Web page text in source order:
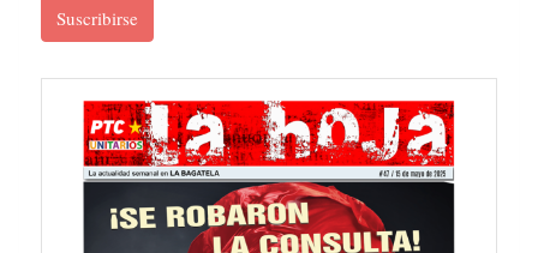
Suscribirse